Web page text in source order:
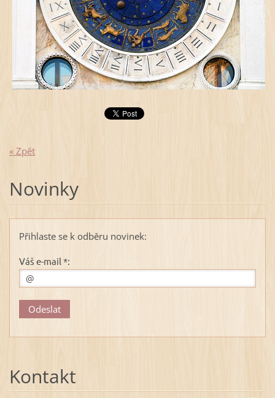
« Zpět
Novinky
Přihlaste se k odběru novinek:
Váš e-mail *:
Kontakt